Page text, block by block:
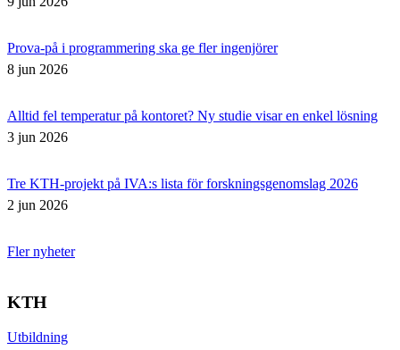
Prova-på i programmering ska ge fler ingenjörer
8 jun 2026
Alltid fel temperatur på kontoret? Ny studie visar en enkel lösning
3 jun 2026
Tre KTH-projekt på IVA:s lista för forskningsgenomslag 2026
2 jun 2026
Fler nyheter
KTH
Utbildning